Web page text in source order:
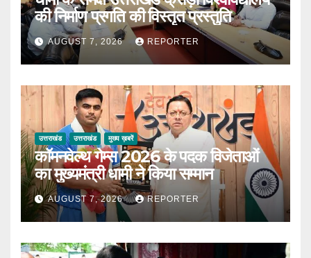
की निर्माण प्रगति की विस्तृत प्रस्तुति
AUGUST 7, 2026 REPORTER
उत्तराखंड उत्तराखंड मुख्य ख़बरें
कॉमनवेल्थ गेम्स 2026 के पदक विजेताओं
का मुख्यमंत्री धामी ने किया सम्मान
AUGUST 7, 2026 REPORTER